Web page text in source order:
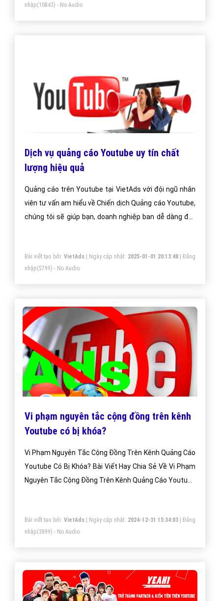
nhập(10843) - No Audio
Dịch vụ quảng cáo Youtube uy tín chất
lượng hiệu quả
Quảng cáo trên Youtube tại VietAds với đội ngũ nhân
viên tư vấn am hiểu về Chiến dịch Quảng cáo Youtube,
chúng tôi sẽ giúp bạn, doanh nghiệp ban dễ dàng đạt
Bài viết tạo bởi: VietAds| Ngày cập nhật: 2025-01-01 20:13:48|Đăng
nhập(5799) - No Audio
Vi phạm nguyên tắc cộng đồng trên kênh
Youtube có bị khóa?
Vi Phạm Nguyên Tắc Cộng Đồng Trên Kênh Quảng Cáo
Youtube Có Bị Khóa? Bài Viết Hay Chia Sẻ Về Vi Phạm
Nguyên Tắc Cộng Đồng Trên Kênh Quảng Cáo Youtube
Bài viết tạo bởi: VietAds| Ngày cập nhật: 2024-12-31 15:34:03|Đăng
nhập(3899) - No Audio